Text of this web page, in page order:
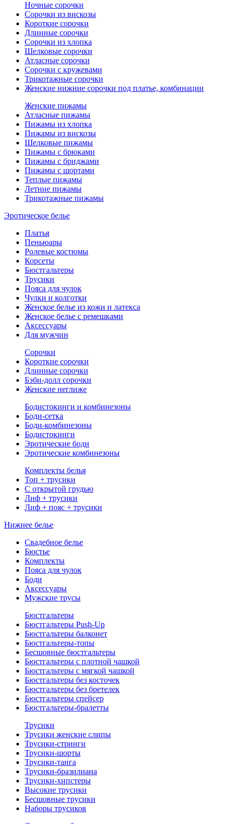
Ночные сорочки
Сорочки из вискозы
Короткие сорочки
Длинные сорочки
Сорочки из хлопка
Шелковые сорочки
Атласные сорочки
Сорочки с кружевами
Трикотажные сорочки
Женские нижние сорочки под платье, комбинации
Женские пижамы
Атласные пижамы
Пижамы из хлопка
Пижамы из вискозы
Шелковые пижамы
Пижамы с брюками
Пижамы с бриджами
Пижамы с шортами
Теплые пижамы
Летние пижамы
Трикотажные пижамы
Эротическое белье
Платья
Пеньюары
Ролевые костюмы
Корсеты
Бюстгальтеры
Трусики
Пояса для чулок
Чулки и колготки
Женское белье из кожи и латекса
Женское белье с ремешками
Аксессуары
Для мужчин
Сорочки
Короткие сорочки
Длинные сорочки
Бэби-долл сорочки
Женские неглиже
Бодистокинги и комбинезоны
Боди-сетка
Боди-комбинезоны
Бодистокинги
Эротические боди
Эротические комбинезоны
Комплекты белья
Топ + трусики
С открытой грудью
Лиф + трусики
Лиф + пояс + трусики
Нижнее белье
Свадебное белье
Бюстье
Комплекты
Пояса для чулок
Боди
Аксессуары
Мужские трусы
Бюстгальтеры
Бюстгальтеры Push-Up
Бюстгальтеры балконет
Бюстгальтеры-топы
Бесшовные бюстгальтеры
Бюстгальтеры с плотной чашкой
Бюстгальтеры с мягкой чашкой
Бюстгальтеры без косточек
Бюстгальтеры без бретелек
Бюстгальтеры спейсер
Бюстгальтеры-бралетты
Трусики
Трусики женские слипы
Трусики-стринги
Трусики-шорты
Трусики-танга
Трусики-бразилиана
Трусики-хипстеры
Высокие трусики
Бесшовные трусики
Наборы трусиков